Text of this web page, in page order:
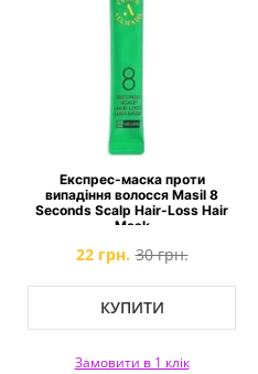
Експрес-маска проти
випадіння волосся Masil 8
Seconds Scalp Hair-Loss Hair
Mask
22 грн. 30 грн.
КУПИТИ
Замовити в 1 клік